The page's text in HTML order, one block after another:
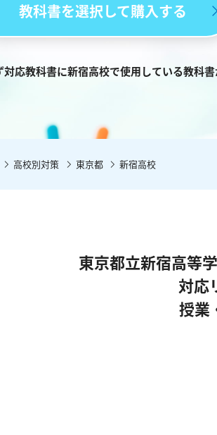
教科書を選択して購入する
応教科書に新宿高校で使用している教科
高校別対策 東京都 新宿高校
東京都立新宿高等
対応
授業